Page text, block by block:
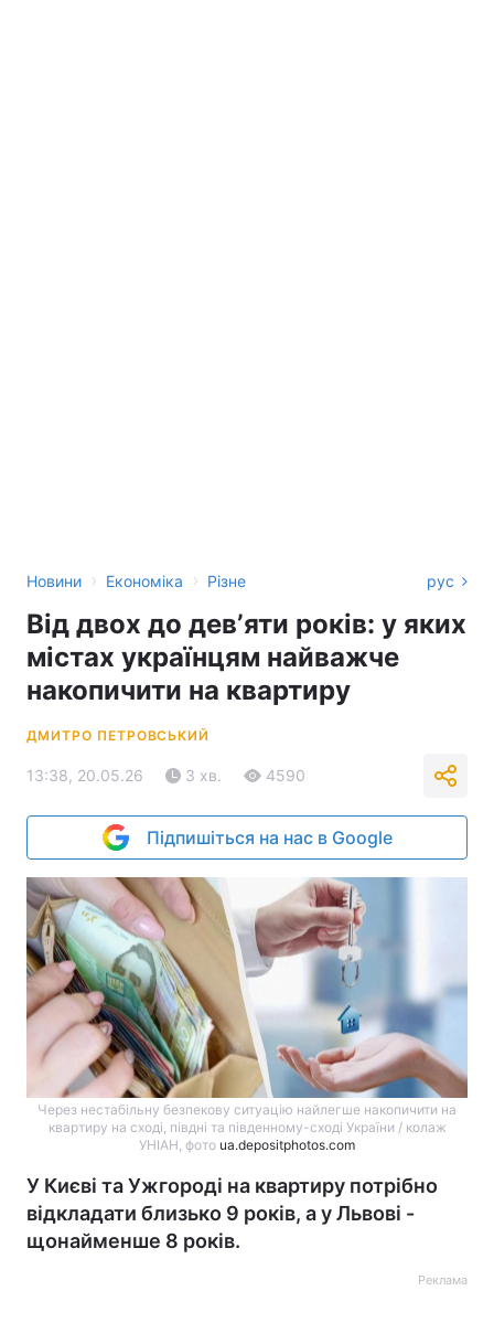
Новини › Економіка › Різне рус
Від двох до девʼяти років: у яких
містах українцям найважче
накопичити на квартиру
ДМИТРО ПЕТРОВСЬКИЙ
13:38, 20.05.26 3 хв. 4590
Підпишіться на нас в Google
Через нестабільну безпекову ситуацію найлегше накопичити на
квартиру на сході, півдні та південному-сході України / колаж
УНІАН, фото ua.depositphotos.com
У Києві та Ужгороді на квартиру потрібно
відкладати близько 9 років, а у Львові -
щонайменше 8 років.
Реклама